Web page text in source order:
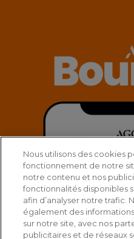
Nous utilisons des cookies
fonctionnement de notre
notre contenu et nos
fonctionnalités disponibles
afin d’analyser notre trafic.
également des
sur notre site, avec nos
publicitaires et de réseaux